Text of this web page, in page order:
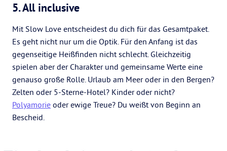
5. All inclusive
Mit Slow Love entscheidest du dich für das Gesamtpaket.
Es geht nicht nur um die Optik. Für den Anfang ist das
gegenseitige Heißfinden nicht schlecht. Gleichzeitig
spielen aber der Charakter und gemeinsame Werte eine
genauso große Rolle. Urlaub am Meer oder in den Bergen?
Zelten oder 5-Sterne-Hotel? Kinder oder nicht?
Polyamorie oder ewige Treue? Du weißt von Beginn an
Bescheid.